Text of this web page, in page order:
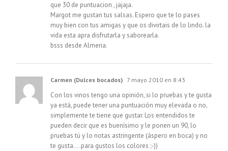
que 30 de puntuacion , jajaja.
Margot me gustan tus salsas. Espero que te lo pases
muy bien con tus amigas y que os divirtais de lo lindo. la
vida esta apra disfrutarla y saborearla.
bsss desde Almeria.
Carmen (Dulces bocados) 7 mayo 2010 en 8:43
Con los vinos tengo una opinión, si lo pruebas y te gusta
ya está, puede tener una puntuación muy elevada o no,
simplemente te tiene que gustar. Los entendidos te
pueden decir que es buenísimo y le ponen un 90, lo
pruebas tú y lo notas astringente (áspero en boca) y no
te gusta….para gustos los colores ;-))